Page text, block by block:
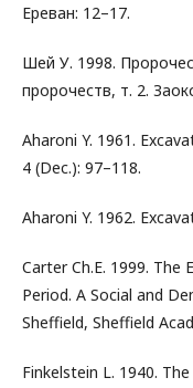
Ереван: 12–17.
Шей У. 1998.
пророчеств, т. 2.
Aharoni Y. 1961.
4 (Dec.): 97–118.
Aharoni Y. 1962.
Carter Ch.E. 1999. The
Period. A Social and
Sheffield, Sheffield
Finkelstein L. 1940.